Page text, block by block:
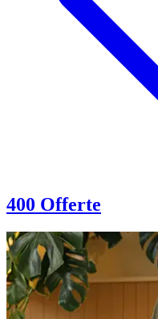
400 Offerte